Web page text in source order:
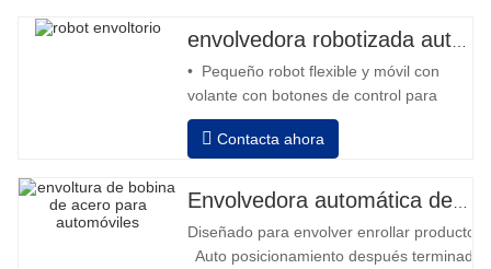
• Pequeño robot flexible y móvil con
volante con botones de control para
avanzar y retroceder • Operación fuera
de la columna • 2 baterías serie 12V /
batería llena 120-130 palets • Cargador
tiempo de carga aprox. 8-10h
Contacta ahora
Diseñado para envolver enrollar
Auto posicionamiento después